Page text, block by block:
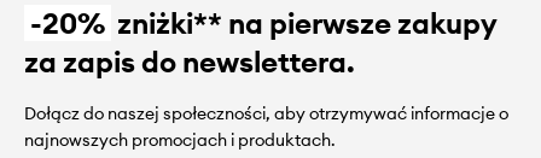
-20% zniżki** na pierwsze zakupy
za zapis do newslettera.
Dołącz do naszej społeczności, aby otrzymywać informacje o
najnowszych promocjach i produktach.